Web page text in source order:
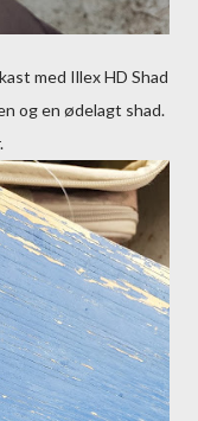
med Illex HD Shad
og en ødelagt shad.